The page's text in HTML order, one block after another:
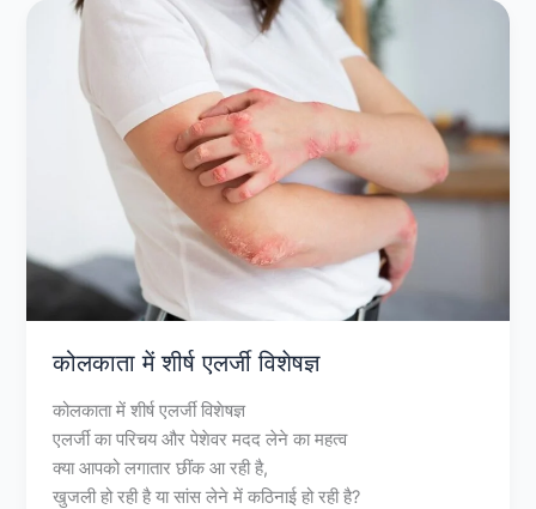
कोलकाता में शीर्ष एलर्जी विशेषज्ञ
कोलकाता में शीर्ष एलर्जी विशेषज्ञ
एलर्जी का परिचय और पेशेवर मदद लेने का महत्व
क्या आपको लगातार छींक आ रही है,
खुजली हो रही है या सांस लेने में कठिनाई हो रही है?
कोलकाता
एलर्जी
विशेषज्ञ